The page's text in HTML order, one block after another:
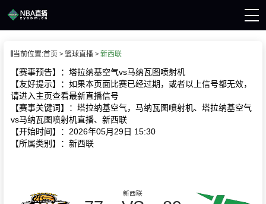
播
闻
当前位置:首页 篮球直播 新西联
【赛事预告】：塔拉纳基空气vs马纳瓦图喷射机
【友好提示】：如果本页面比赛已经过期，或者以上信号都无效，
请进入主页查看最新直播信号
【赛事关键词】：塔拉纳基空气，马纳瓦图喷射机、塔拉纳基空气
vs马纳瓦图喷射机直播、新西联
【开始时间】：2026年05月29日 15:30
【所属类别】：新西联
新西联